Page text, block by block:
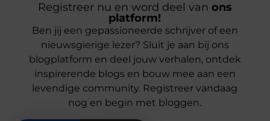
Registreer nu en word deel van ons
platform!
Ben jij een gepassioneerde schrijver of een
nieuwsgierige lezer? Sluit je aan bij ons
blogplatform en deel jouw verhalen, ontdek
inspirerende blogs en bouw mee aan een
levendige community. Registreer vandaag
nog en begin met bloggen.